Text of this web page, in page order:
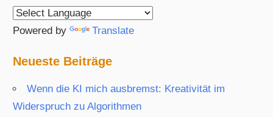
Powered by Translate
Neueste Beiträge
Wenn die KI mich ausbremst: Kreativität im
Widerspruch zu Algorithmen